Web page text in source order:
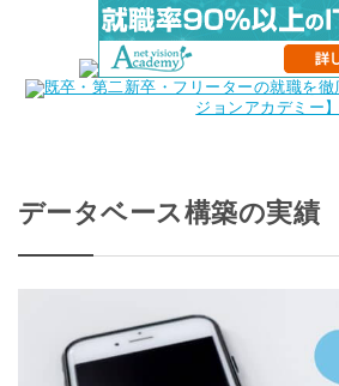
既卒・第二新卒・フリーターの就職を
ジョンアカデミー】
データベース構築の実績